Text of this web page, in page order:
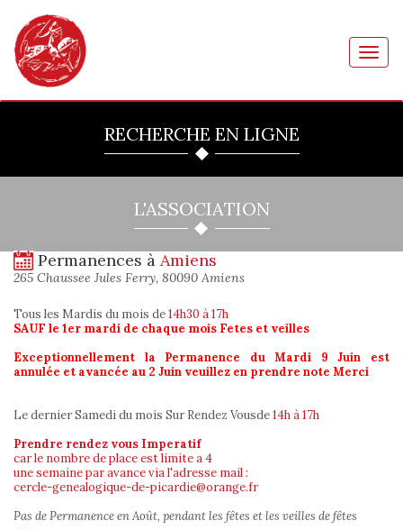
RECHERCHE EN LIGNE
L'ASSOCIATION
Permanences à Amiens
265 Chaussee Jules Ferry, 80090 Amiens
Tous les Mardis du mois de14h30 à 17h
SAUF le 1er mardi de chaque mois Fetes et veilles
Exceptionnellement la Permanence du Mardi 9 Juin est
annulée et avancée au 2 Juin veuillez en prendre note Merci
Le dernier Samedi du mois Sur Rendez Vousde14h à 17h
Prendre rendez vous Imperatif
car le nombre de place est limite a 4
une semaine par avance via l'adresse mail :
cercle-genealogique-de-picardie@orange.fr
Pas de Permanence en Août, pendant les fêtes et les veilles de fêtes